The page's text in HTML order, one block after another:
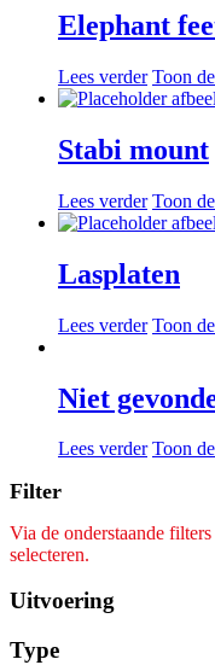
Elephant
Lees verder Toon
Stabi mount
Lees verder Toon
Lasplaten
Lees verder Toon
Niet
Lees verder Toon
Filter
Via de onderstaande
selecteren.
Uitvoering
Type